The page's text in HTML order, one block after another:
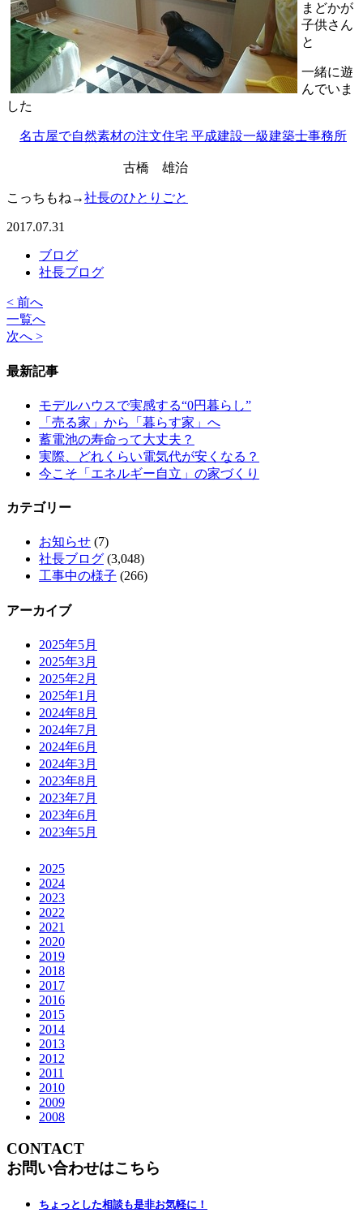
まどかが
子供さん
と
一緒に遊
んでいま
した
名古屋で自然素材の注文住宅 平成建設一級建築士事務所
古橋 雄治
こっちもね→社長のひとりごと
2017.07.31
ブログ
社長ブログ
< 前へ
一覧へ
次へ >
最新記事
モデルハウスで実感する“0円暮らし”
「売る家」から「暮らす家」へ
蓄電池の寿命って大丈夫？
実際、どれくらい電気代が安くなる？
今こそ「エネルギー自立」の家づくり
カテゴリー
お知らせ (7)
社長ブログ (3,048)
工事中の様子 (266)
アーカイブ
2025年5月
2025年3月
2025年2月
2025年1月
2024年8月
2024年7月
2024年6月
2024年3月
2023年8月
2023年7月
2023年6月
2023年5月
2025
2024
2023
2022
2021
2020
2019
2018
2017
2016
2015
2014
2013
2012
2011
2010
2009
2008
CONTACT
お問い合わせはこちら
ちょっとした相談も是非お気軽に！